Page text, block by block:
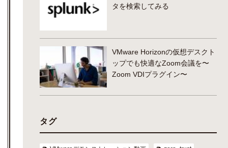
タを検索してみる
VMware Horizonの仮想デスクト
ップでも快適なZoom会議を〜
Zoom VDIプラグイン〜
タグ